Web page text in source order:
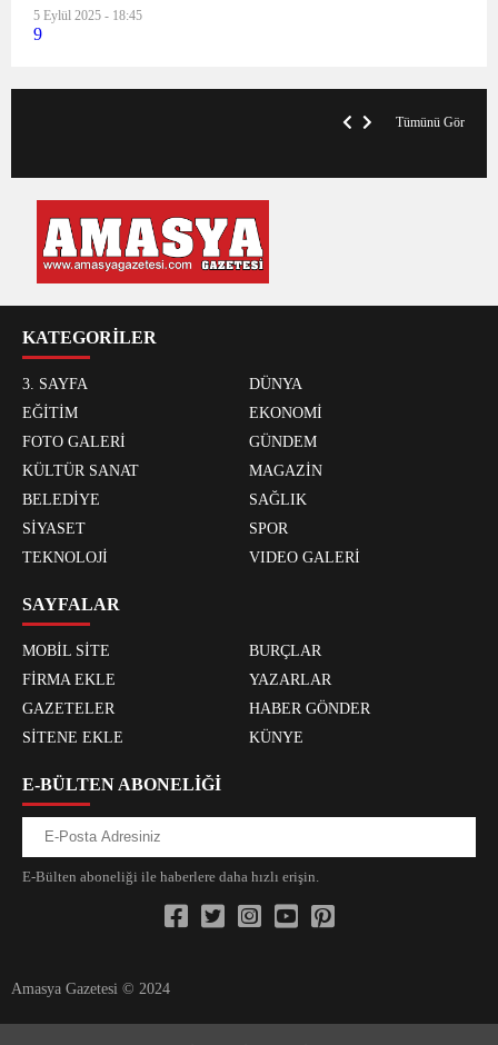
5 Eylül 2025 - 18:45
9
Tümünü Gör
KATEGORİLER
3. SAYFA
DÜNYA
EĞİTİM
EKONOMİ
FOTO GALERİ
GÜNDEM
KÜLTÜR SANAT
MAGAZİN
BELEDİYE
SAĞLIK
SİYASET
SPOR
TEKNOLOJİ
VIDEO GALERİ
SAYFALAR
MOBİL SİTE
BURÇLAR
FİRMA EKLE
YAZARLAR
GAZETELER
HABER GÖNDER
SİTENE EKLE
KÜNYE
E-BÜLTEN ABONELİĞİ
E-Bülten aboneliği ile haberlere daha hızlı erişin.
Amasya Gazetesi © 2024